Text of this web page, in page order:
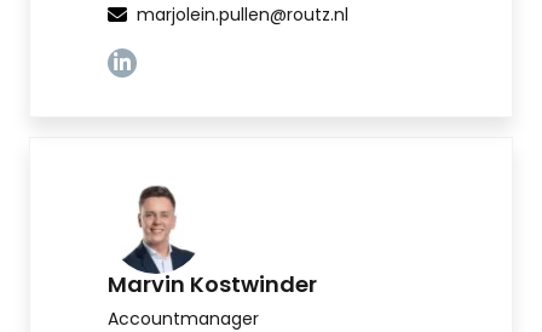
marjolein.pullen@routz.nl
Linkedin
Marvin Kostwinder
Accountmanager